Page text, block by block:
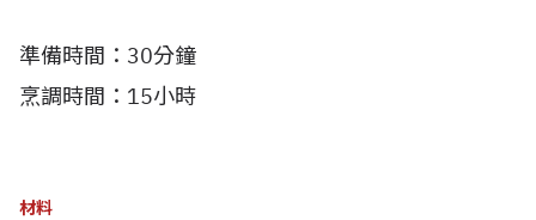
準備時間：30分鐘
烹調時間：15小時
材料